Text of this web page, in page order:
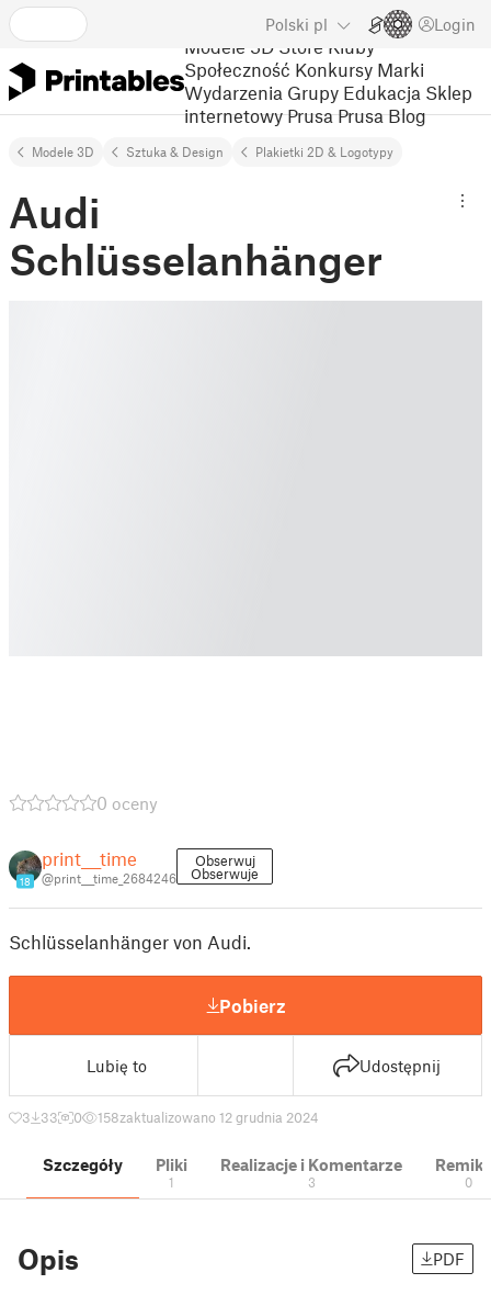
Polski pl Login
Modele 3D Store Kluby
Społeczność Konkursy Marki
Wydarzenia Grupy Edukacja Sklep
internetowy Prusa Prusa Blog
Modele 3D Sztuka & Design Plakietki 2D & Logotypy
Audi
Schlüsselanhänger
0 oceny
18
print___time
@print___time_2684246
Obserwuj
Obserwuje
Schlüsselanhänger von Audi.
Pobierz
Lubię to Udostępnij
3 33 0 158zaktualizowano 12 grudnia 2024
Szczegóły Pliki
1
Realizacje i Komentarze
3 0
Opis PDF